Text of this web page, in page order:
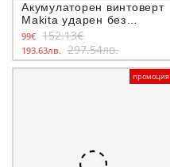
Акумулаторен винтоверт
Makita ударен без
батерия и зарядно, 18
V, 50 Nm, 1.5-13 мм,
DDF485ZJ
99€ 152.13€
193.63лв. 297.54лв.
промоция